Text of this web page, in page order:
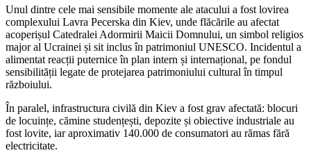
Unul dintre cele mai sensibile momente ale atacului a fost lovirea
complexului Lavra Pecerska din Kiev, unde flăcările au afectat
acoperișul Catedralei Adormirii Maicii Domnului, un simbol religios
major al Ucrainei și sit inclus în patrimoniul UNESCO. Incidentul a
alimentat reacții puternice în plan intern și internațional, pe fondul
sensibilității legate de protejarea patrimoniului cultural în timpul
războiului.
În paralel, infrastructura civilă din Kiev a fost grav afectată: blocuri
de locuințe, cămine studențești, depozite și obiective industriale au
fost lovite, iar aproximativ 140.000 de consumatori au rămas fără
electricitate.